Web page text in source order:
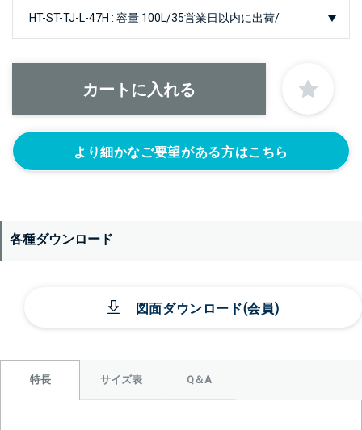
より細かなご要望がある方はこちら
各種ダウンロード
図面ダウンロード(会員)
特長 サイズ表 Q＆A